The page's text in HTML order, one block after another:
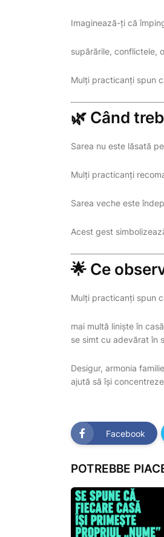
Imaginează-ți că
supărările, conflictele,
Mulți practicanți spun
🌿 Când
Sarea nu este lăsată
Mulți practicanți
Sarea veche este
Acest gest
🌟 Ce
Mulți practicanți spun
mai multă liniște în
se simt cu adevărat în
Desigur, armonia
ajută să își
Facebook
POTREBBE